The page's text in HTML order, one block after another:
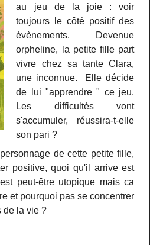
au jeu de la joie : voir
toujours le côté positif des
évènements. Devenue
orpheline, la petite fille part
vivre chez sa tante Clara,
une inconnue. Elle décide
de lui "apprendre " ce jeu.
Les difficultés vont
s'accumuler, réussira-t-elle
son pari ?
de cette petite fille,
positive, quoi qu'il arrive est
peut-être utopique mais ca
et pourquoi pas se concentrer
de la vie ?